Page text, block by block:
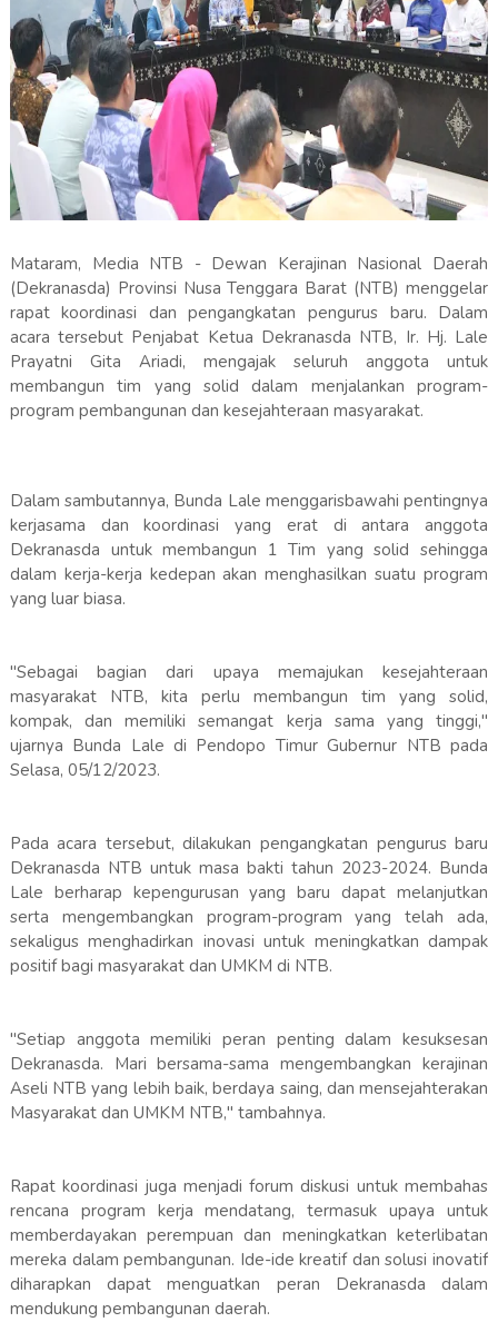
Mataram, Media NTB - Dewan Kerajinan Nasional Daerah
(Dekranasda) Provinsi Nusa Tenggara Barat (NTB) menggelar
rapat koordinasi dan pengangkatan pengurus baru. Dalam
acara tersebut Penjabat Ketua Dekranasda NTB, Ir. Hj. Lale
Prayatni Gita Ariadi, mengajak seluruh anggota untuk
membangun tim yang solid dalam menjalankan program-
program pembangunan dan kesejahteraan masyarakat.
Dalam sambutannya, Bunda Lale menggarisbawahi pentingnya
kerjasama dan koordinasi yang erat di antara anggota
Dekranasda untuk membangun 1 Tim yang solid sehingga
dalam kerja-kerja kedepan akan menghasilkan suatu program
yang luar biasa.
"Sebagai bagian dari upaya memajukan kesejahteraan
masyarakat NTB, kita perlu membangun tim yang solid,
kompak, dan memiliki semangat kerja sama yang tinggi,"
ujarnya Bunda Lale di Pendopo Timur Gubernur NTB pada
Selasa, 05/12/2023.
Pada acara tersebut, dilakukan pengangkatan pengurus baru
Dekranasda NTB untuk masa bakti tahun 2023-2024. Bunda
Lale berharap kepengurusan yang baru dapat melanjutkan
serta mengembangkan program-program yang telah ada,
sekaligus menghadirkan inovasi untuk meningkatkan dampak
positif bagi masyarakat dan UMKM di NTB.
"Setiap anggota memiliki peran penting dalam kesuksesan
Dekranasda. Mari bersama-sama mengembangkan kerajinan
Aseli NTB yang lebih baik, berdaya saing, dan mensejahterakan
Masyarakat dan UMKM NTB," tambahnya.
Rapat koordinasi juga menjadi forum diskusi untuk membahas
rencana program kerja mendatang, termasuk upaya untuk
memberdayakan perempuan dan meningkatkan keterlibatan
mereka dalam pembangunan. Ide-ide kreatif dan solusi inovatif
diharapkan dapat menguatkan peran Dekranasda dalam
mendukung pembangunan daerah.